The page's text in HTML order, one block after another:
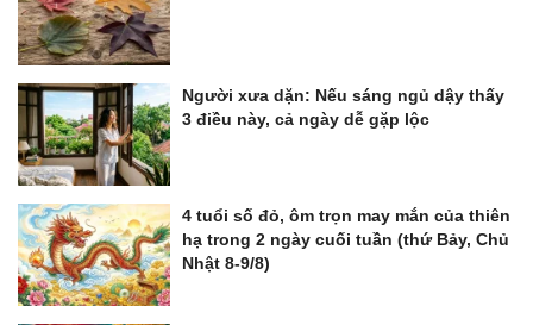
Người xưa dặn: Nếu sáng ngủ dậy thấy
3 điều này, cả ngày dễ gặp lộc
4 tuổi số đỏ, ôm trọn may mắn của thiên
hạ trong 2 ngày cuối tuần (thứ Bảy, Chủ
Nhật 8-9/8)